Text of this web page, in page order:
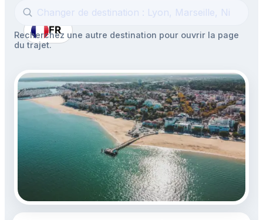
FR
Recherchez une autre destination pour ouvrir la page
du trajet.